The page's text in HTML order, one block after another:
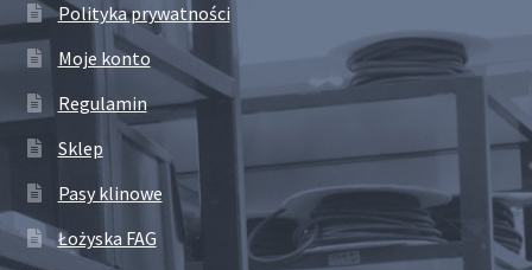
Polityka prywatności
Moje konto
Regulamin
Sklep
Pasy klinowe
Łożyska FAG